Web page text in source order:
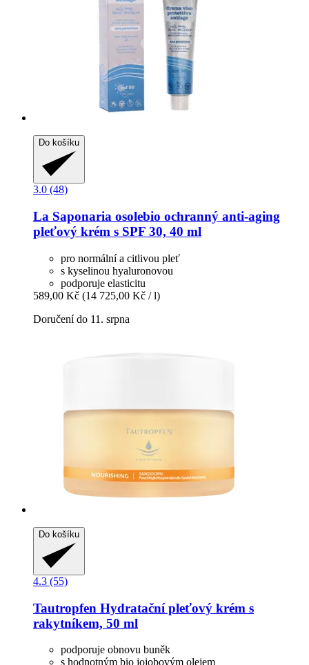
Do košíku
3.0 (48)
La Saponaria osolebio ochranný anti-​aging
pleťový krém s SPF 30, 40 ml
pro normální a citlivou pleť
s kyselinou hyaluronovou
podporuje elasticitu
589,00 Kč (14 725,00 Kč / l)
Doručení do 11. srpna
Do košíku
4.3 (55)
Tautropfen Hydratační pleťový krém s
rakytníkem, 50 ml
podporuje obnovu buněk
s hodnotným bio jojobovým olejem